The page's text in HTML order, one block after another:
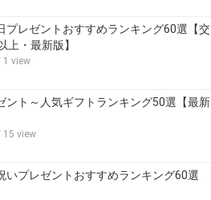
プレゼントおすすめランキング60選【交
上・最新版】
1 view
ント～人気ギフトランキング50選【最新
15 view
いプレゼントおすすめランキング60選